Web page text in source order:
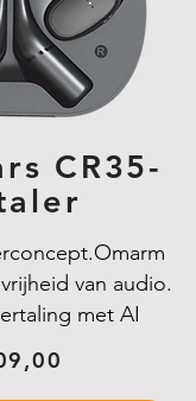
CR35-
Omarm
van audio.
met AI